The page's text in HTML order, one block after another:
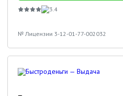
3.4
№ Лицензии 3-12-01-77-002032